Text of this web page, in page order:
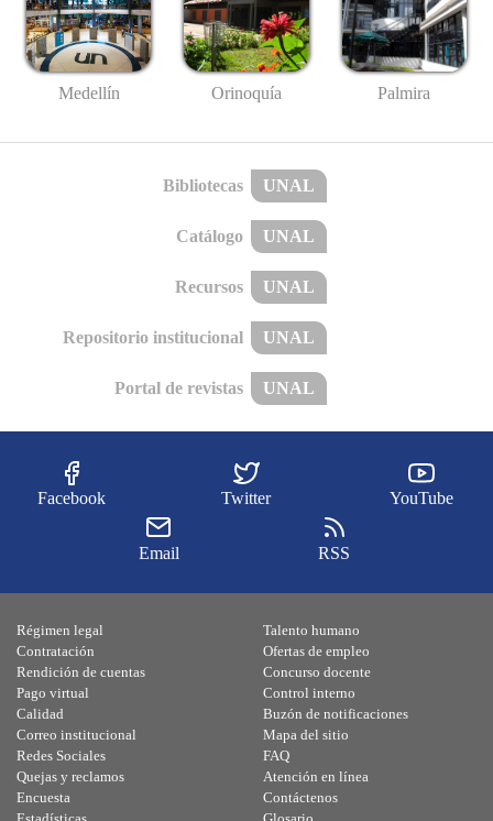
Medellín Orinoquía Palmira
Bibliotecas UNAL
Catálogo UNAL
Recursos UNAL
Repositorio institucional UNAL
Portal de revistas UNAL
Facebook Twitter YouTube
Email RSS
Régimen legal
Contratación
Rendición de cuentas
Pago virtual
Calidad
Talento humano
Ofertas de empleo
Concurso docente
Control interno
Buzón de notificaciones
Correo institucional
Redes Sociales
Quejas y reclamos
Encuesta
Mapa del sitio
FAQ
Atención en línea
Contáctenos